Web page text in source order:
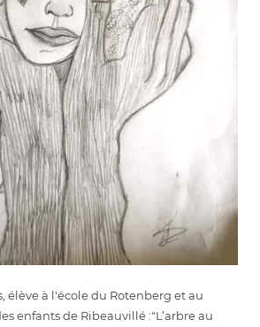
élève à l'école du Rotenberg et au
enfants de Ribeauvillé :"L’arbre au